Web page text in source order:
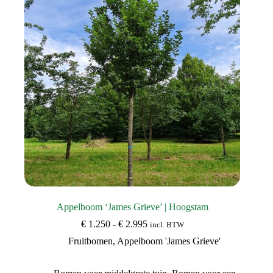
gekozen
worden
op
de
productpagina
Appelboom ‘James Grieve’ | Hoogstam
€1.250 - €2.995Prijsklasse:
tot
incl. BTW
Fruitbomen, Appelboom 'James Grieve'